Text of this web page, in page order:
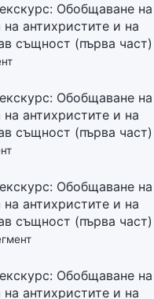
Обобщаване на
на антихристите и на
същност (първа част)
Обобщаване на
на антихристите и на
същност (първа част)
Обобщаване на
на антихристите и на
същност (първа част)
Обобщаване на
на антихристите и на